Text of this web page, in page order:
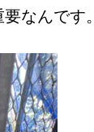
なんです。